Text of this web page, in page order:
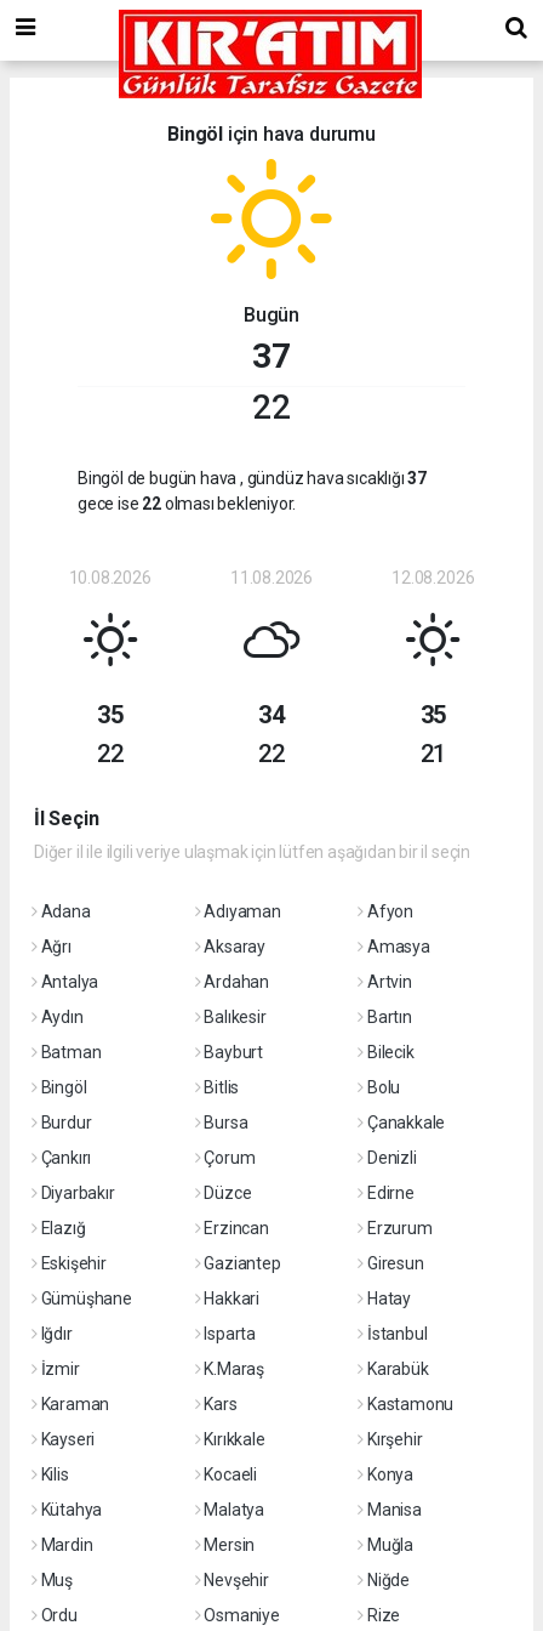
Bingöl için hava durumu
Bugün
37
22
Bingöl de bugün hava , gündüz hava sıcaklığı37
gece ise 22olması bekleniyor.
10.08.2026
35
22
11.08.2026
34
22
12.08.2026
35
21
İl Seçin
Diğer il ile ilgili veriye ulaşmak için lütfen aşağıdan bir il seçin
Adana Adıyaman
Afyon
Ağrı
Aksaray
Amasya
Antalya
Ardahan
Artvin
Aydın
Balıkesir
Bartın
Batman
Bayburt
Bilecik
Bingöl
Bitlis
Bolu
Burdur
Bursa
Çanakkale
Çankırı
Çorum
Denizli
Diyarbakır
Düzce
Edirne
Elazığ
Erzincan
Erzurum
Eskişehir
Gaziantep
Giresun
Gümüşhane
Hakkari
Hatay
Iğdır
Isparta
İstanbul
İzmir
K.Maraş
Karabük
Karaman
Kars
Kastamonu
Kayseri
Kırıkkale
Kırşehir
Kilis
Kocaeli
Konya
Kütahya
Malatya
Manisa
Mardin
Mersin
Muğla
Muş
Nevşehir
Niğde
Ordu
Osmaniye Rize